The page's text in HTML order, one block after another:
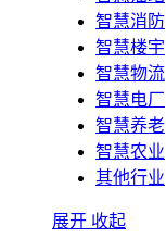
智慧消防
智慧楼宇
智慧物流
智慧电厂
智慧养老
智慧农业
其他行业
展开 收起